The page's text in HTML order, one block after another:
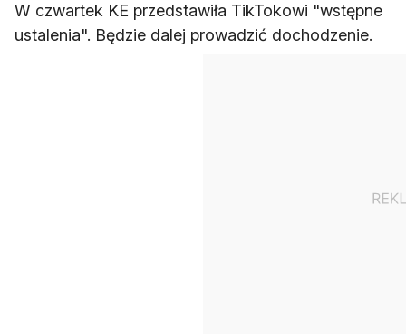
W czwartek KE przedstawiła TikTokowi "wstępne
ustalenia". Będzie dalej prowadzić dochodzenie.